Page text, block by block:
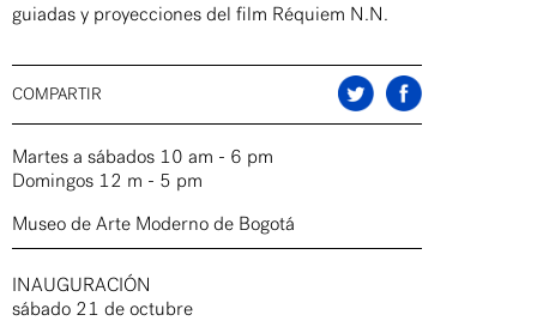
guiadas y proyecciones del film Réquiem N.N.
COMPARTIR
Martes a sábados 10 am - 6 pm
Domingos 12 m - 5 pm
Museo de Arte Moderno de Bogotá
INAUGURACIÓN
sábado 21 de octubre